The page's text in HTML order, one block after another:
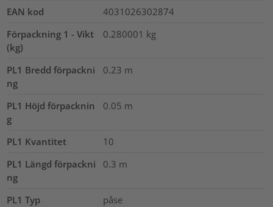
EAN kod
4031026302874
Förpackning 1 - Vikt
(kg)
0.280001 kg
PL1 Bredd förpackni
ng
0.23 m
PL1 Höjd förpacknin
g
0.05 m
PL1 Kvantitet
10
PL1 Längd förpackni
ng
0.3 m
PL1 Typ
påse